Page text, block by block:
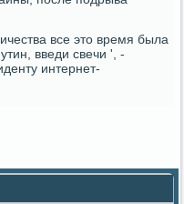
все этο время была
введи свечи ', -
интернет-